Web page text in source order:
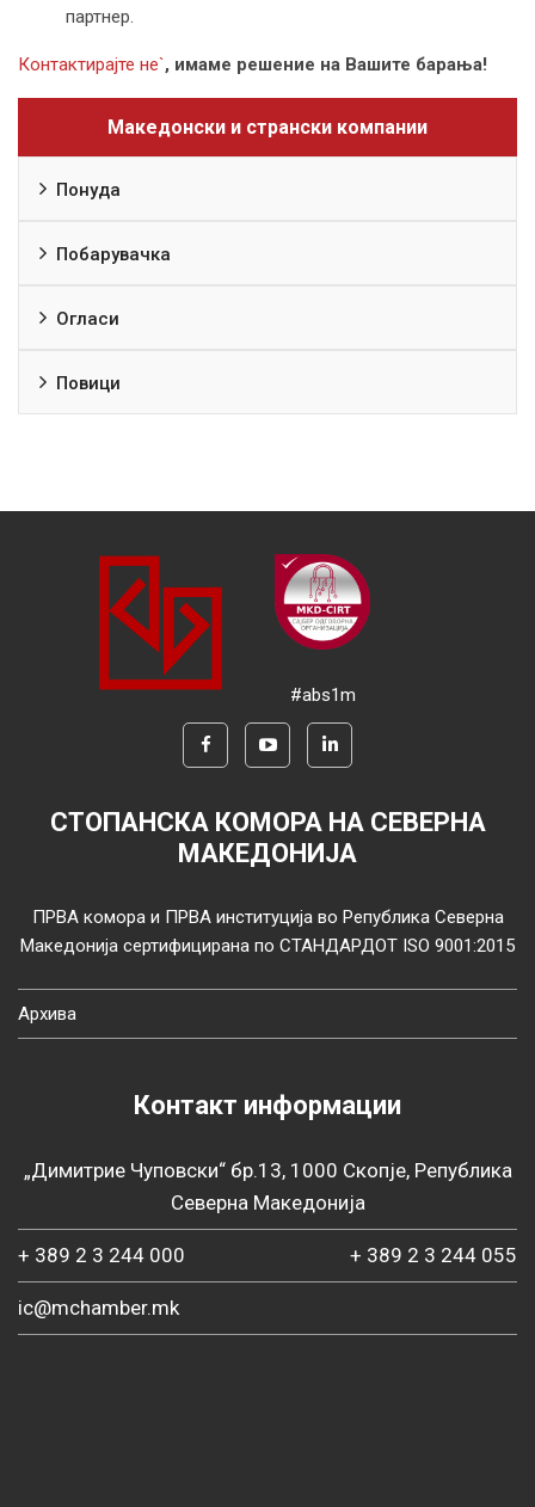
партнер.
Контактирајте не`, имаме решение на Вашите барања!
Македонски и странски компании
Понуда
Побарувачка
Огласи
Повици
#abs1m
СТОПАНСКА КОМОРА НА СЕВЕРНА
МАКЕДОНИЈА
ПРВА комора и ПРВА институција во Република Северна
Македонија сертифицирана по СТАНДАРДОТ ISO 9001:2015
Архива
Контакт информации
„Димитрие Чуповски“ бр.13, 1000 Скопје, Република
Северна Македонија
+ 389 2 3 244 000 + 389 2 3 244 055
ic@mchamber.mk